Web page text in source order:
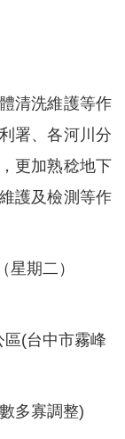
清洗維護等作
署、各河川分
更加熟稔地下
護及檢測等作
期二）
(台中市霧峰
多寡調整)